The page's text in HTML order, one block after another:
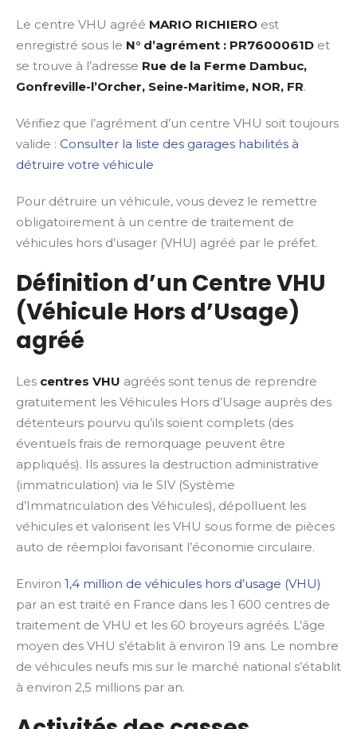
Le centre VHU agréé MARIO RICHIERO est
enregistré sous le N° d’agrément : PR7600061D et
se trouve à l’adresse Rue de la Ferme Dambuc,
Gonfreville-l’Orcher, Seine-Maritime, NOR, FR.
Vérifiez que l’agrément d’un centre VHU soit toujours
valide : Consulter la liste des garages habilités à
détruire votre véhicule
Pour détruire un véhicule, vous devez le remettre
obligatoirement à un centre de traitement de
véhicules hors d’usager (VHU) agréé par le préfet.
Définition d’un Centre VHU
(Véhicule Hors d’Usage)
agréé
Les centres VHU agréés sont tenus de reprendre
gratuitement les Véhicules Hors d’Usage auprès des
détenteurs pourvu qu’ils soient complets (des
éventuels frais de remorquage peuvent être
appliqués). Ils assures la destruction administrative
(immatriculation) via le SIV (Système
d’Immatriculation des Véhicules), dépolluent les
véhicules et valorisent les VHU sous forme de pièces
auto de réemploi favorisant l’économie circulaire.
Environ 1,4 million de véhicules hors d’usage (VHU)
par an est traité en France dans les 1 600 centres de
traitement de VHU et les 60 broyeurs agréés. L’âge
moyen des VHU s’établit à environ 19 ans. Le nombre
de véhicules neufs mis sur le marché national s’établit
à environ 2,5 millions par an.